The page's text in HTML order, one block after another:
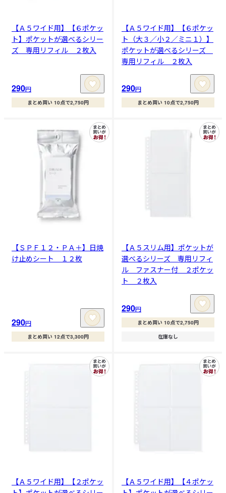
【Ａ５ワイド用】【６ポケッ
ト】ポケットが選べるシリー
ズ 専用リフィル ２枚入
290円
まとめ買い 10点で2,750円
【Ａ５ワイド用】【６ポケッ
ト（大３／小２／ミニ１）】
ポケットが選べるシリーズ
専用リフィル ２枚入
290円
まとめ買い 10点で2,750円
【ＳＰＦ１２・ＰＡ＋】日焼
け止めシート １２枚
290円
まとめ買い 12点で3,300円
【Ａ５スリム用】ポケットが
選べるシリーズ 専用リフィ
ル ファスナー付 ２ポケッ
ト ２枚入
290円
まとめ買い 10点で2,750円
在庫なし
【Ａ５ワイド用】【２ポケッ
【Ａ５ワイド用】【４ポケッ